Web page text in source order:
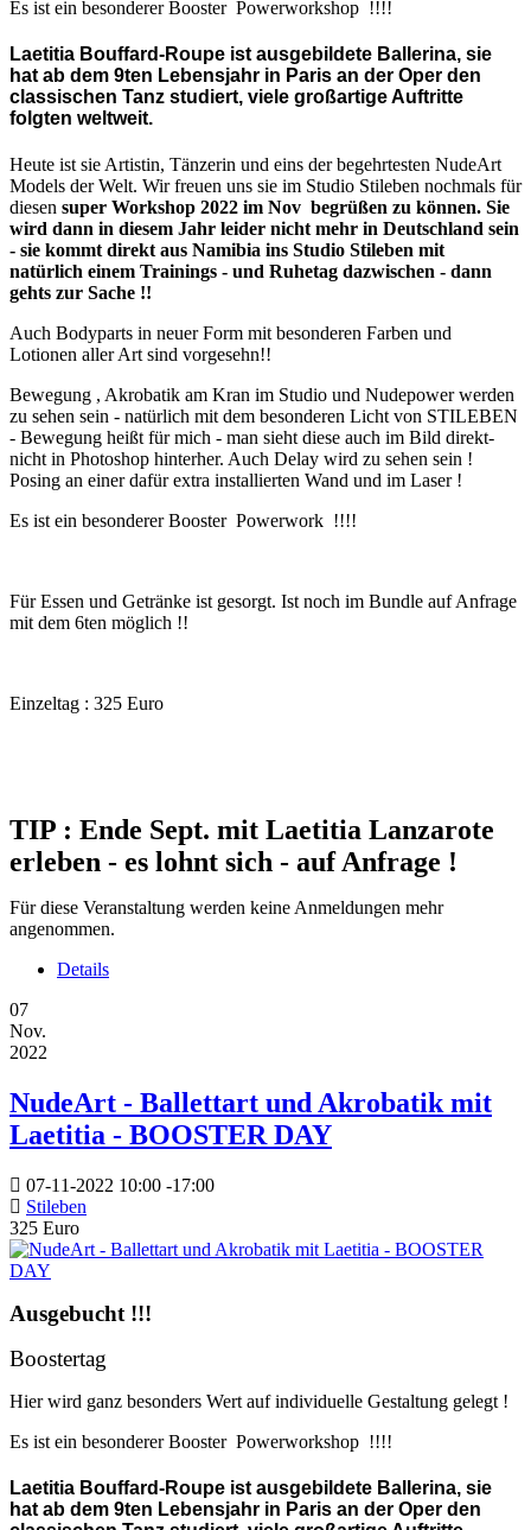
Es ist ein besonderer Booster Powerworkshop !!!!
Laetitia Bouffard-Roupe ist ausgebildete Ballerina, sie
hat ab dem 9ten Lebensjahr in Paris an der Oper den
classischen Tanz studiert, viele großartige Auftritte
folgten weltweit.
Heute ist sie Artistin, Tänzerin und eins der begehrtesten NudeArt
Models der Welt. Wir freuen uns sie im Studio Stileben nochmals für
diesen super Workshop 2022 im Nov begrüßen zu können. Sie
wird dann in diesem Jahr leider nicht mehr in Deutschland sein
- sie kommt direkt aus Namibia ins Studio Stileben mit
natürlich einem Trainings - und Ruhetag dazwischen - dann
gehts zur Sache !!
Auch Bodyparts in neuer Form mit besonderen Farben und
Lotionen aller Art sind vorgesehn!!
Bewegung , Akrobatik am Kran im Studio und Nudepower werden
zu sehen sein - natürlich mit dem besonderen Licht von STILEBEN
- Bewegung heißt für mich - man sieht diese auch im Bild direkt-
nicht in Photoshop hinterher. Auch Delay wird zu sehen sein !
Posing an einer dafür extra installierten Wand und im Laser !
Es ist ein besonderer Booster Powerwork !!!!
Für Essen und Getränke ist gesorgt. Ist noch im Bundle auf Anfrage
mit dem 6ten möglich !!
Einzeltag : 325 Euro
TIP : Ende Sept. mit Laetitia Lanzarote
erleben - es lohnt sich - auf Anfrage !
Für diese Veranstaltung werden keine Anmeldungen mehr
angenommen.
Details
07
Nov.
2022
NudeArt - Ballettart und Akrobatik mit
Laetitia - BOOSTER DAY
07-11-2022 10:00 -17:00
Stileben
325 Euro
Ausgebucht !!!
Boostertag
Hier wird ganz besonders Wert auf individuelle Gestaltung gelegt !
Es ist ein besonderer Booster Powerworkshop !!!!
Laetitia Bouffard-Roupe ist ausgebildete Ballerina, sie
hat ab dem 9ten Lebensjahr in Paris an der Oper den